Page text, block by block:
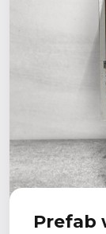
Prefab